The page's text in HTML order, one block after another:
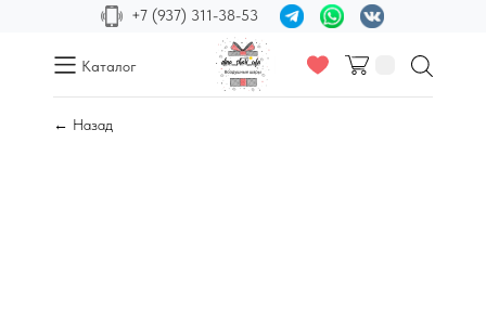
+7 (937) 311-38-53
Каталог
← Назад